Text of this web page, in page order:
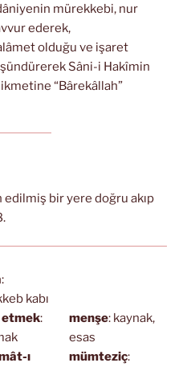
mürekkebi, nur
ederek,
olduğu ve işaret
Sâni-i Hakîmin
“Bârekâllah”
bir yere doğru akıp
:
kabı
:
ı
menşe: kaynak,
esas
mümteziç: